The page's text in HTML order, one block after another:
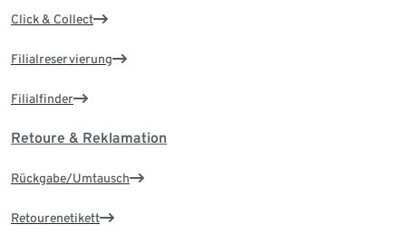
Click & Collect
Filialreservierung
Filialfinder
Retoure & Reklamation
Rückgabe/Umtausch
Retourenetikett